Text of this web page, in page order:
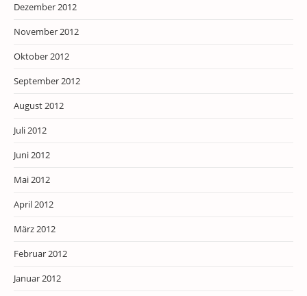
Dezember 2012
November 2012
Oktober 2012
September 2012
August 2012
Juli 2012
Juni 2012
Mai 2012
April 2012
März 2012
Februar 2012
Januar 2012